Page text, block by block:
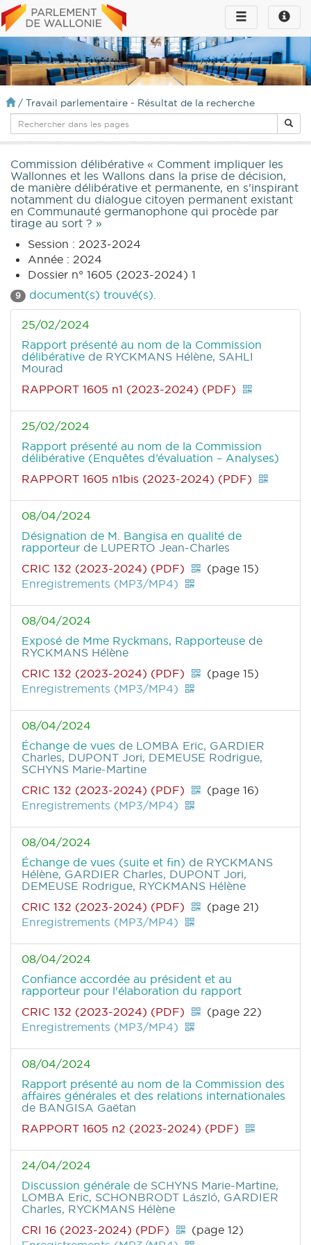
Toggle
infos
Toggle
navigation
/ Travail parlementaire - Résultat de la recherche
Commission délibérative « Comment impliquer les
Wallonnes et les Wallons dans la prise de décision,
de manière délibérative et permanente, en s'inspirant
notamment du dialogue citoyen permanent existant
en Communauté germanophone qui procède par
tirage au sort ? »
Session : 2023-2024
Année : 2024
Dossier n° 1605 (2023-2024) 1
9 document(s) trouvé(s).
25/02/2024
Rapport présenté au nom de la Commission
délibérative de RYCKMANS Hélène, SAHLI
Mourad
RAPPORT 1605 n1 (2023-2024) (PDF)
25/02/2024
Rapport présenté au nom de la Commission
délibérative (Enquêtes d’évaluation – Analyses)
RAPPORT 1605 n1bis (2023-2024) (PDF)
08/04/2024
Désignation de M. Bangisa en qualité de
rapporteur de LUPERTO Jean-Charles
CRIC 132 (2023-2024) (PDF)
(page 15)
Enregistrements (MP3/MP4)
08/04/2024
Exposé de Mme Ryckmans, Rapporteuse de
RYCKMANS Hélène
CRIC 132 (2023-2024) (PDF)
(page 15)
Enregistrements (MP3/MP4)
08/04/2024
Échange de vues de LOMBA Eric, GARDIER
Charles, DUPONT Jori, DEMEUSE Rodrigue,
SCHYNS Marie-Martine
CRIC 132 (2023-2024) (PDF)
(page 16)
Enregistrements (MP3/MP4)
08/04/2024
Échange de vues (suite et fin) de RYCKMANS
Hélène, GARDIER Charles, DUPONT Jori,
DEMEUSE Rodrigue, RYCKMANS Hélène
CRIC 132 (2023-2024) (PDF)
(page 21)
Enregistrements (MP3/MP4)
08/04/2024
Confiance accordée au président et au
rapporteur pour l'élaboration du rapport
CRIC 132 (2023-2024) (PDF)
(page 22)
Enregistrements (MP3/MP4)
08/04/2024
Rapport présenté au nom de la Commission des
affaires générales et des relations internationales
de BANGISA Gaëtan
RAPPORT 1605 n2 (2023-2024) (PDF)
24/04/2024
Discussion générale de SCHYNS Marie-Martine,
LOMBA Eric, SCHONBRODT László, GARDIER
Charles, RYCKMANS Hélène
CRI 16 (2023-2024) (PDF)
(page 12)